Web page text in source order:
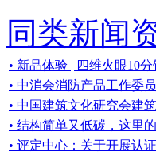
同类新闻
• 新品体验 | 四维火眼10
• 中消会消防产品工作委
• 中国建筑文化研究会建
• 结构简单又低碳，这里
• 评定中心：关于开展认